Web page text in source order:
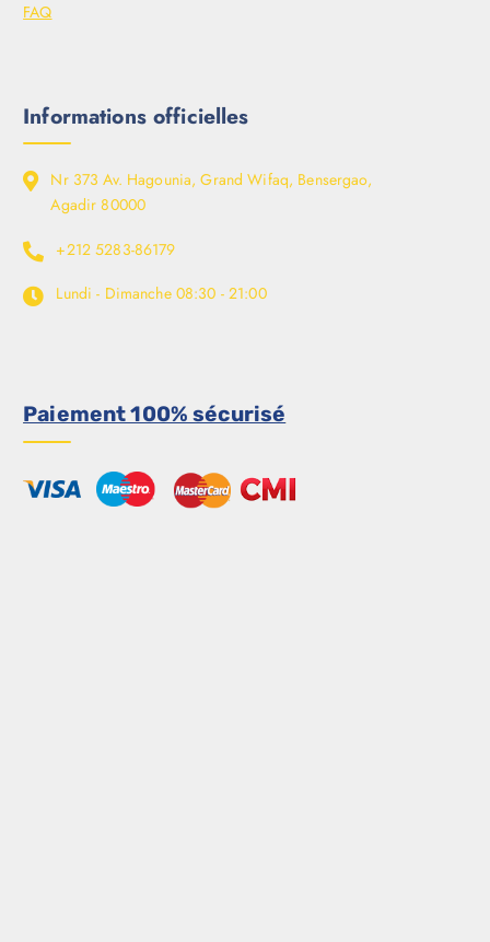
FAQ
Informations officielles
Nr 373 Av. Hagounia, Grand Wifaq, Bensergao,
Agadir 80000
+212 5283-86179
Lundi - Dimanche 08:30 - 21:00
Paiement 100% sécurisé